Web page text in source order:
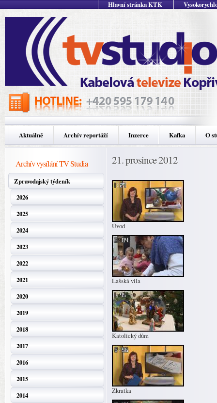
Hlavní stránka KTK
Aktuálně Archív reportáží Inzerce Kafka O
Archív vysílání TV Studia
Zpravodajský týdeník
2026
2025
2024
2023
2022
2021
2020
2019
2018
2017
2016
2015
2014
21. prosince 2012
Úvod
Lašská vila
Katolický dům
Zkratka